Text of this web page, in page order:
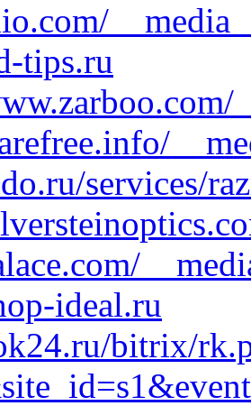
tips.ru
services/
ideal.ru
bitrix/